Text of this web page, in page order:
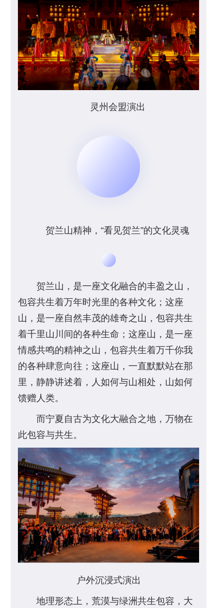
灵州会盟演出
贺兰山精神，“看见贺兰”的文化灵魂
贺兰山，是一座文化融合的丰盈之山，
包容共生着万年时光里的各种文化；这座
山，是一座自然丰茂的雄奇之山，包容共生
着千里山川间的各种生命；这座山，是一座
情感共鸣的精神之山，包容共生着万千你我
的各种肆意向往；这座山，一直默默站在那
里，静静讲述着，人如何与山相处，山如何
馈赠人类。
而宁夏自古为文化大融合之地，万物在
此包容与共生。
户外沉浸式演出
地理形态上，荒漠与绿洲共生包容，大